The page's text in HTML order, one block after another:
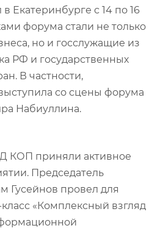
Екатеринбурге с 14 по 16
форума стали не только
но и госслужащие из
РФ и государственных
В частности,
со сцены форума
Набиуллина.
КОП приняли активное
Председатель
Гусейнов провел для
«Комплексный взгляд